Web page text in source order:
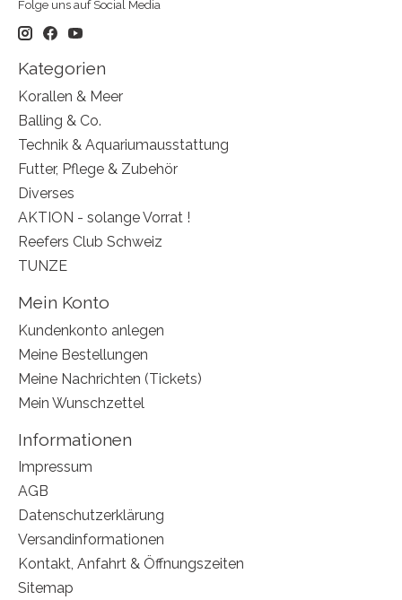
Folge uns auf Social Media
Kategorien
Korallen & Meer
Balling & Co.
Technik & Aquariumausstattung
Futter, Pflege & Zubehör
Diverses
AKTION - solange Vorrat !
Reefers Club Schweiz
TUNZE
Mein Konto
Kundenkonto anlegen
Meine Bestellungen
Meine Nachrichten (Tickets)
Mein Wunschzettel
Informationen
Impressum
AGB
Datenschutzerklärung
Versandinformationen
Kontakt, Anfahrt & Öffnungszeiten
Sitemap